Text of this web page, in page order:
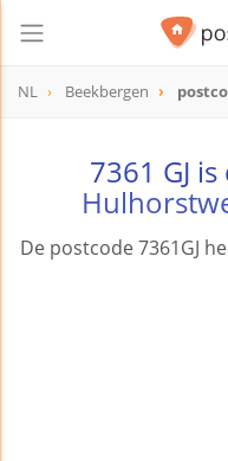
NL Beekbergen
7361 GJ
De postcode 7361GJ